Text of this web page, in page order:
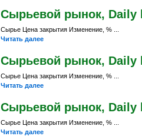
Сырьевой рынок, Daily
Сырье Цена закрытия Изменение, % ...
Читать далее
Сырьевой рынок, Daily
Сырье Цена закрытия Изменение, % ...
Читать далее
Сырьевой рынок, Daily
Сырье Цена закрытия Изменение, % ...
Читать далее